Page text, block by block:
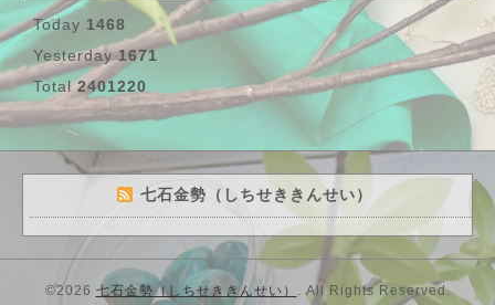
Today 1468
Yesterday1671
Total2401220
七石金勢（しちせききんせい）
©2026 七石金勢（しちせききんせい） . All Rights Reserved.